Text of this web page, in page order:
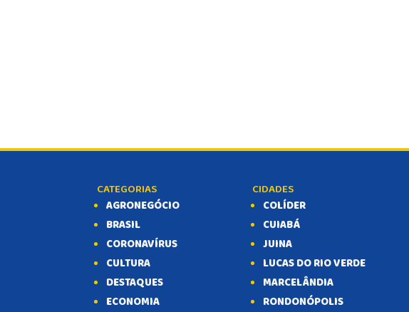
CATEGORIAS
AGRONEGÓCIO
BRASIL
CORONAVÍRUS
CULTURA
DESTAQUES
ECONOMIA
CIDADES
COLÍDER
CUIABÁ
JUINA
LUCAS DO RIO VERDE
MARCELÂNDIA
RONDONÓPOLIS